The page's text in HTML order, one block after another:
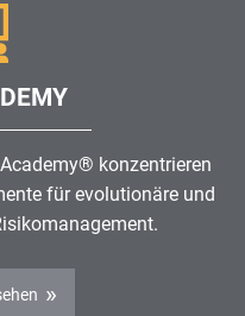
konzentrieren
für evolutionäre und
.